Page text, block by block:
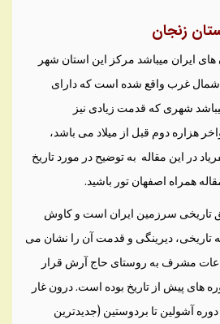
زنجان
ایران میباشد مرکز این استان شهر
شمال غرب واقع شده است که دارای
شهری که قدمت زیادی نیز
هزاره دوم قبل از میلاد می باشد،
در این مقاله به توضیح در مورد تاریخ
همراه اصفهان تور باشید.
تاریخی سرزمین ایران است و کاوش
تاریخی، دیرینگی و قدمت آن را نشان می
مشرف به روستای حاج آرش قرار
های پیش از تاریخ بوده است. درون غار
آشولین تا بردوستین (جدیدترین